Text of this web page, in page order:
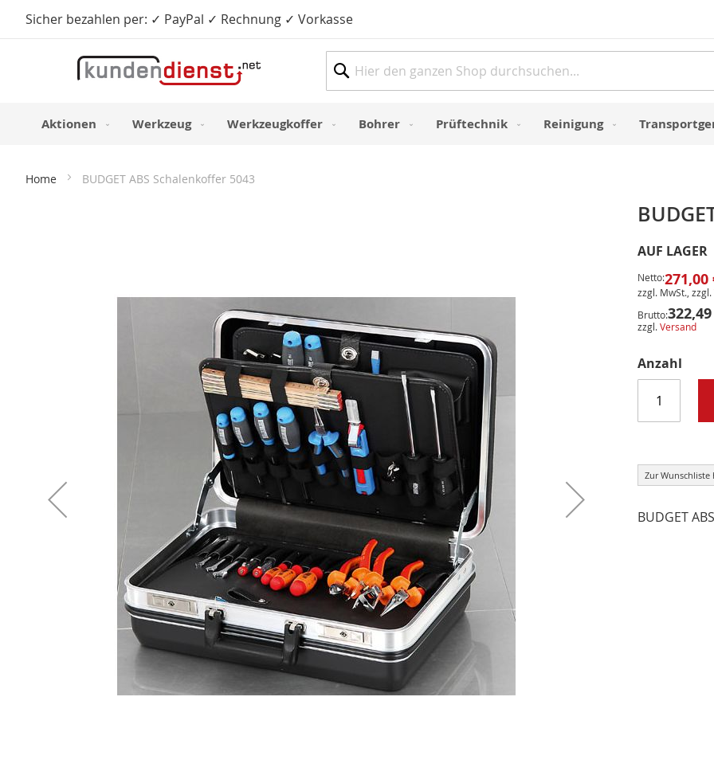
Sicher bezahlen per: ✓ PayPal ✓ Rechnung ✓ VorkasseDirekt
Aktionen Werkzeug Werkzeugkoffer Bohrer Prüftechnik Reinigung
Home BUDGET ABS Schalenkoffer 5043
AUF LAGER
Netto:271,00
zzgl. MwSt., zzgl.
Brutto:
zzgl.Versand
Anzahl
Zur Wunschliste
BUDGET